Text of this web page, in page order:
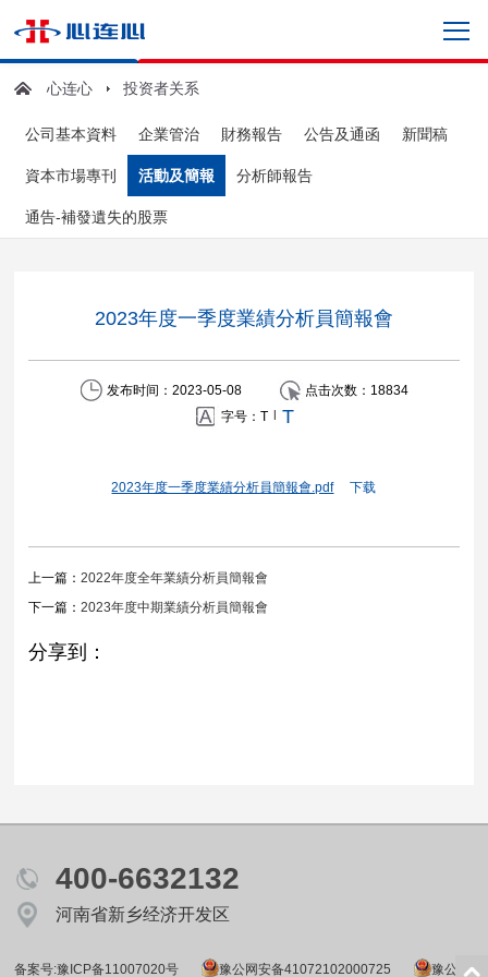
心连心 投资者关系
公司基本資料 企業管治 財務報告 公告及通函 新聞稿
資本市場專刊 活動及簡報 分析師報告
通告-補發遺失的股票
2023年度一季度業績分析員簡報會
发布时间：2023-05-08 点击次数： 18834
字号： T | T
2023年度一季度業績分析員簡報會.pdf 下载
上一篇：2022年度全年業績分析員簡報會
下一篇：2023年度中期業績分析員簡報會
分享到：
400-6632132
河南省新乡经济开发区
备案号:豫ICP备11007020号 豫公网安备41072102000725 豫公网